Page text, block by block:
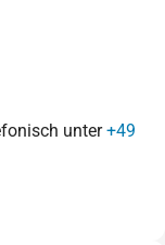
unter+49